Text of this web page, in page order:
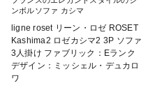
ンボルソファ カシマ
ligne roset リーン・ロゼ ROSET
Kashima2 ロゼカシマ2 3P ソファ
3人掛け ファブリック：Eランク
デザイン：ミッシェル・デュカロ
ワ